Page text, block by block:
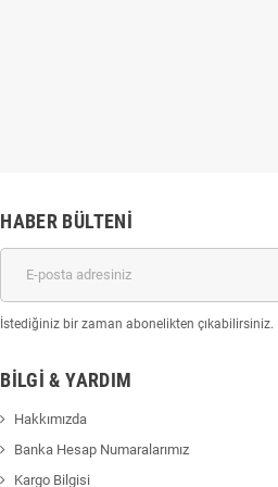
HABER BÜLTENI
İstediğiniz bir zaman abonelikten
BILGI & YARDIM
Hakkımızda
Banka Hesap Numaralarımız
Kargo Bilgisi